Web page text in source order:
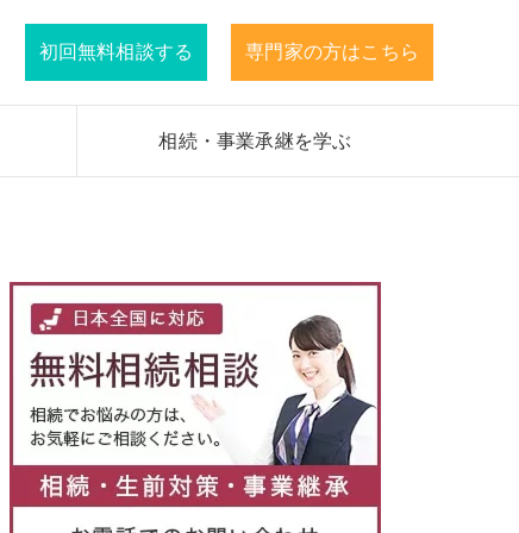
初回無料相談する 専門家の方はこちら
相続・事業承継を学ぶ